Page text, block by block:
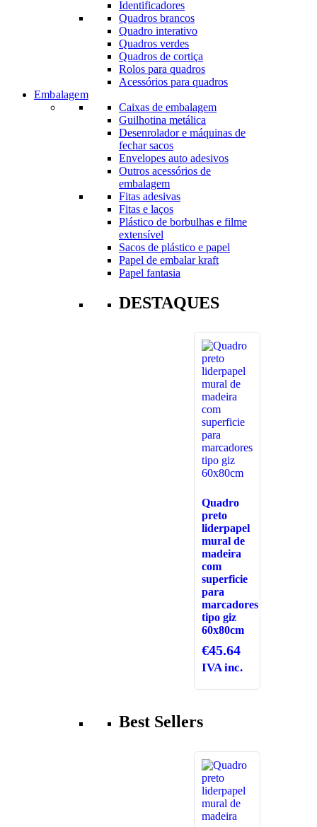
Identificadores
Quadros brancos
Quadro interativo
Quadros verdes
Quadros de cortiça
Rolos para quadros
Acessórios para quadros
Embalagem
Caixas de embalagem
Guilhotina metálica
Desenrolador e máquinas de
fechar sacos
Envelopes auto adesivos
Outros acessórios de
embalagem
Fitas adesivas
Fitas e laços
Plástico de borbulhas e filme
extensível
Sacos de plástico e papel
Papel de embalar kraft
Papel fantasia
DESTAQUES
Quadro
preto
liderpapel
mural de
madeira
com
superficie
para
marcadores
tipo giz
60x80cm
€45.64
IVA inc.
Best Sellers